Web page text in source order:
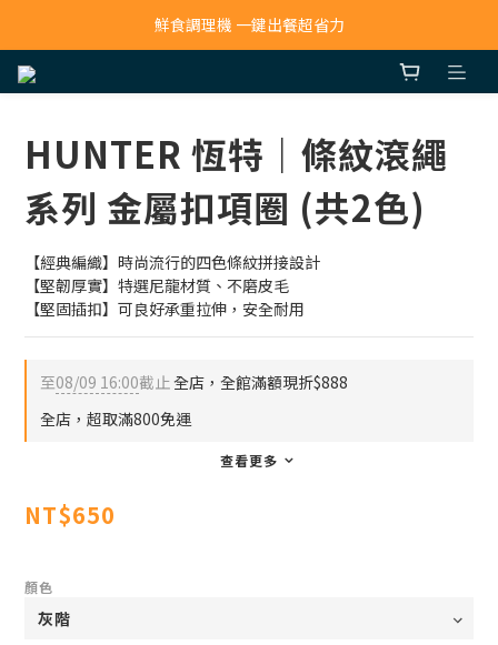
寵物吸毛機 吸毛清淨抗敏一次搞定
鮮食調理機 一鍵出餐超省力
HUNTER 恆特｜條紋滾繩
系列 金屬扣項圈 (共2色)
【經典編織】時尚流行的四色條紋拼接設計
【堅韌厚實】特選尼龍材質、不磨皮毛
【堅固插扣】可良好承重拉伸，安全耐用
至08/09 16:00截止全店，全館滿額現折$888
全店，超取滿800免運
查看更多
NT$650
顏色